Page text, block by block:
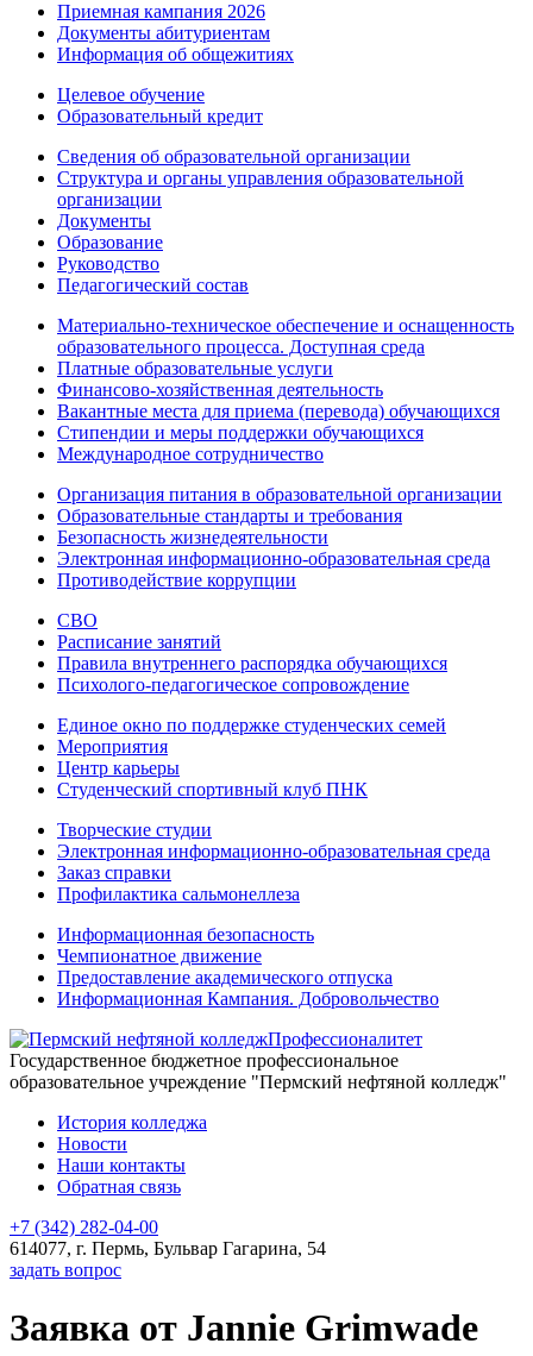
Приемная кампания 2026
Дoкументы абитуриентам
Информация об общежитиях
Целевое обучение
Образовательный кредит
Сведения об образовательной организации
Структура и органы управления образовательной
организации
Документы
Образование
Руководство
Педагогический состав
Материально-техническое обеспечение и оснащенность
образовательного процесса. Доступная среда
Платные образовательные услуги
Финансово-хозяйственная деятельность
Вакантные места для приема (перевода) обучающихся
Стипендии и меры поддержки обучающихся
Международное сотрудничество
Организация питания в образовательной организации
Образовательные стандарты и требования
Безопасность жизнедеятельности
Электронная информационно-образовательная среда
Противодействие коррупции
СВО
Расписание занятий
Правила внутреннего распорядка обучающихся
Психолого-педагогическое сопровождение
Единое окно по поддержке студенческих семей
Мероприятия
Центр карьеры
Студенческий спортивный клуб ПНК
Творческие студии
Электронная информационно-образовательная среда
Заказ справки
Профилактика сальмонеллеза
Информационная безопасность
Чемпионатное движение
Предоставление академического отпуска
Информационная Кампания. Добровольчество
Профессионалитет
Государственное бюджетное профессиональное
образовательное учреждение "Пермский нефтяной колледж"
История колледжа
Новости
Наши контакты
Обратная связь
+7 (342) 282-04-00
614077, г. Пермь, Бульвар Гагарина, 54
задать вопрос
Заявка от Jannie Grimwade